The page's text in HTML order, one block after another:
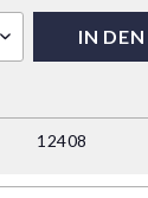
IN DEN
12408